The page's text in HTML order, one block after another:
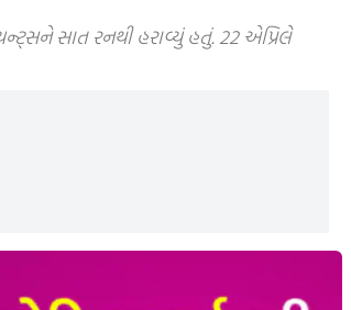
સાત રનથી હરાવ્યું હતું. 22 એપ્રિલે